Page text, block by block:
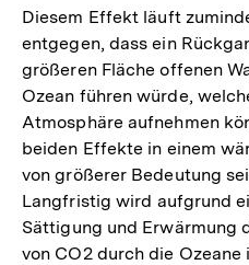
Diesem Effekt läuft
entgegen, dass ein
größeren Fläche offenen
Ozean führen würde,
Atmosphäre aufnehmen
beiden Effekte in einem
von größerer Bedeutung
Langfristig wird aufgrund
Sättigung und Erwärmung
von CO2 durch die